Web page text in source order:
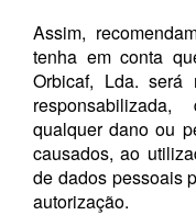
Assim,
tenha em conta
Orbicaf, Lda. será
qualquer dano ou
causados, ao
de dados pessoais
autorização.